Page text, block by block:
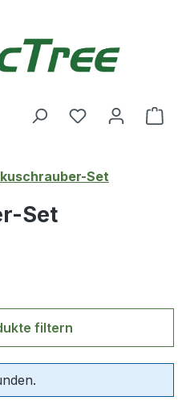
Du hast 0
Set
Set
filtern